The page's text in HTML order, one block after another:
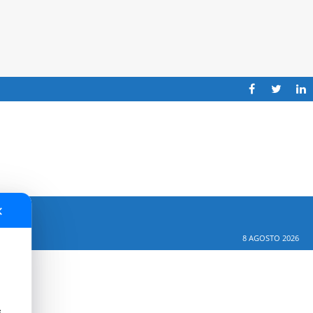
8 AGOSTO 2026